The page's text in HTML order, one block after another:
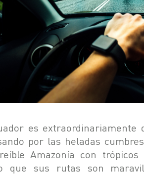
es extraordinariamente
por las heladas
Amazonía con
que sus rutas son